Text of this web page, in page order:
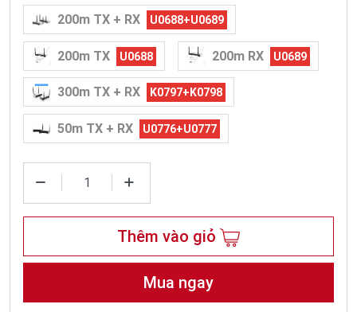
200m TX + RX U0688+U0689
200m TX U0688 200m RX U0689
300m TX + RX K0797+K0798
50m TX + RX U0776+U0777
Thêm vào giỏ
Mua ngay